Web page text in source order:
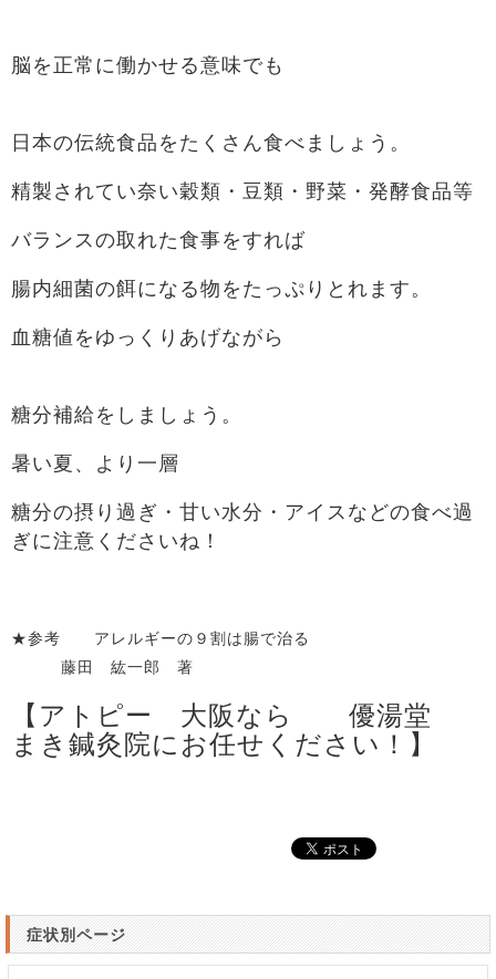
脳を正常に働かせる意味でも
日本の伝統食品をたくさん食べましょう。
精製されてい奈い穀類・豆類・野菜・発酵食品等
バランスの取れた食事をすれば
腸内細菌の餌になる物をたっぷりとれます。
血糖値をゆっくりあげながら
糖分補給をしましょう。
暑い夏、より一層
糖分の摂り過ぎ・甘い水分・アイスなどの食べ過
ぎに注意くださいね！
★参考 アレルギーの９割は腸で治る
藤田 紘一郎 著
【アトピー 大阪なら 優湯堂
まき鍼灸院にお任せください！】
症状別ページ